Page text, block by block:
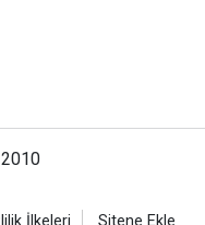
İlkeleri Sitene Ekle